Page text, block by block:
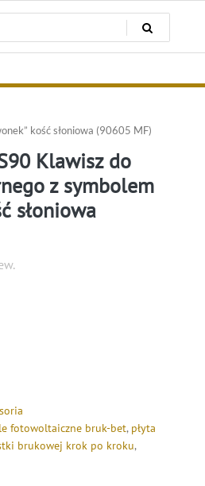
kość słoniowa (90605 MF)
Klawisz do
z symbolem
słoniowa
fotowoltaiczne bruk-bet, płyta
brukowej krok po kroku,